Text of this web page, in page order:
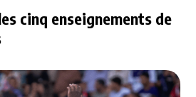
cinq enseignements de